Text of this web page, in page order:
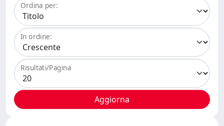
Ordina per:
In ordine:
Risultati/Pagina